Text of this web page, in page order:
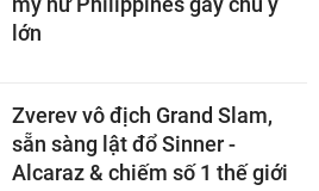
lớn
Zverev vô địch Grand Slam,
sẵn sàng lật đổ Sinner -
Alcaraz & chiếm số 1 thế giới